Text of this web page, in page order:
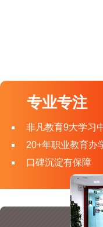
专业专注
非凡教育9大学习
20+年职业教育办
口碑沉淀有保障